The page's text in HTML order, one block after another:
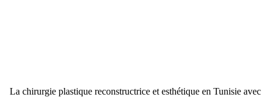
La chirurgie plastique reconstructrice et esthétique en Tunisie avec